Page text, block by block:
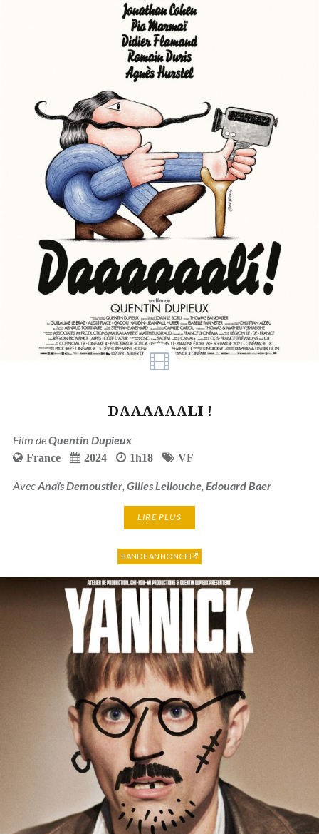
DAAAAAALI !
Film deQuentin Dupieux
France 2024 1h18 VF
AvecAnaïs Demoustier, Gilles Lellouche, Edouard Baer
LIRE PLUS
BANDE ANNONCE